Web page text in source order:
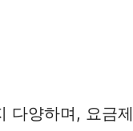
양하며, 요금